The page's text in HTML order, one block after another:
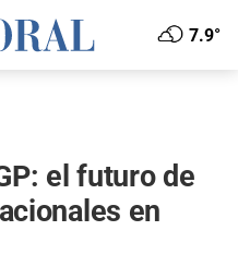
7.9°
el futuro de
en